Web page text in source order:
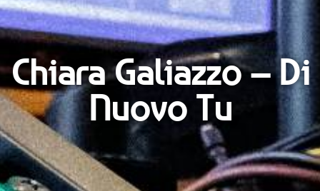
Chiara Galiazzo – Di
Nuovo Tu